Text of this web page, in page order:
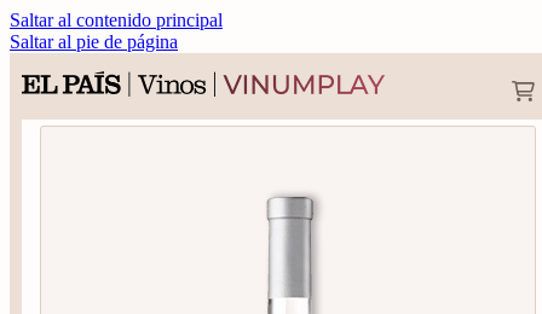
Saltar al contenido principal
Saltar al pie de página